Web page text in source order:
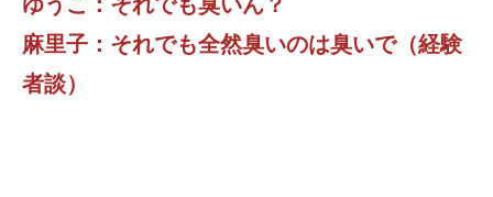
麻里子：それでも全然臭いのは臭いで（経験
者談）